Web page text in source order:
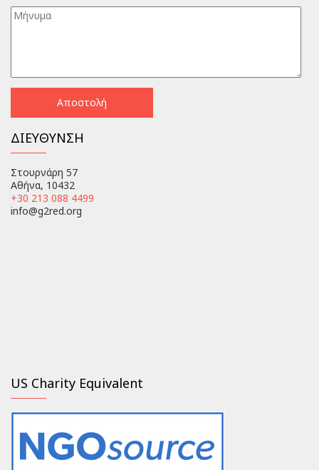
ΔΙΕΥΘΥΝΣΗ
Στουρνάρη 57
Αθήνα, 10432
+30 213 088 4499
info@g2red.org
US Charity Equivalent